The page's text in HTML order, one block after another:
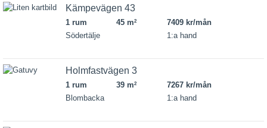
Kämpevägen 43
1 rum 45 m2
7409 kr/mån
Södertälje
1:a hand
Holmfastvägen 3
1 rum 39 m2
7267 kr/mån
Blombacka
1:a hand